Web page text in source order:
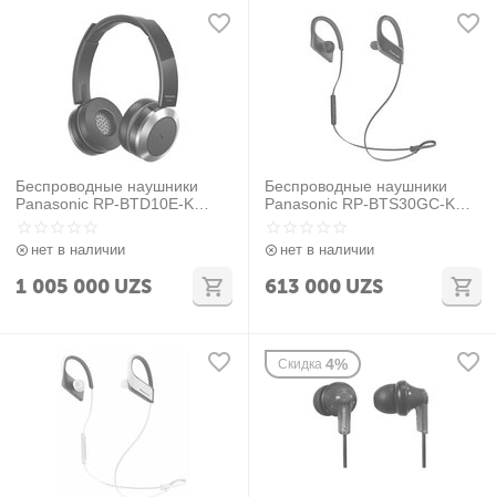
Беспроводные наушники
Panasonic RP-BTD10E-K
нет в наличии
1 005 000 UZS
Беспроводные наушники
Panasonic RP-BTS30GC-K
нет в наличии
613 000 UZS
Скидка 4%